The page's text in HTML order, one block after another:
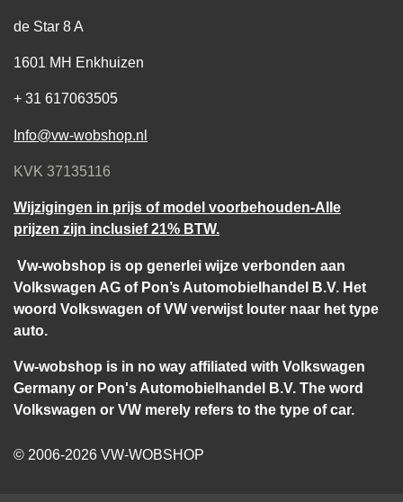
de Star 8 A
1601 MH Enkhuizen
+ 31 617063505
Info@vw-wobshop.nl
KVK 37135116
Wijzigingen in prijs of model voorbehouden-Alle
prijzen zijn inclusief 21% BTW.
Vw-wobshop is op generlei wijze verbonden aan
Volkswagen AG of Pon’s Automobielhandel B.V. Het
woord Volkswagen of VW verwijst louter naar het type
auto.
Vw-wobshop is in no way affiliated with Volkswagen
Germany or Pon's Automobielhandel B.V. The word
Volkswagen or VW merely refers to the type of car.
© 2006-2026 VW-WOBSHOP